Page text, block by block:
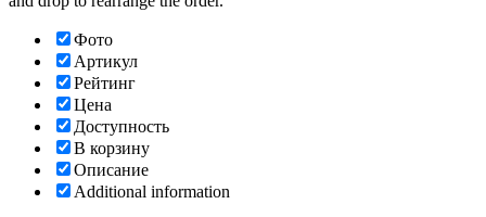
Фото
Артикул
Рейтинг
Цена
Доступность
В корзину
Описание
Additional information